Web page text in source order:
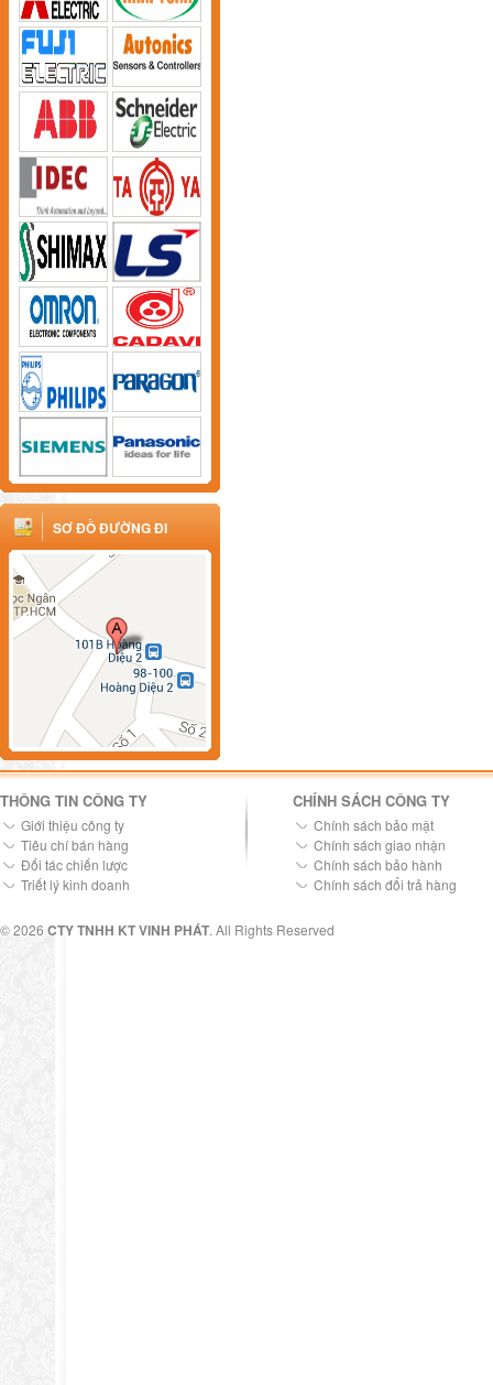
SƠ ĐỒ ĐƯỜNG ĐI
THÔNG TIN CÔNG TY
Giới thiệu công ty
Tiêu chí bán hàng
Đối tác chiến lược
Triết lý kinh doanh
CHÍNH SÁCH CÔNG TY
Chính sách bảo mật
Chính sách giao nhận
Chính sách bảo hành
Chính sách đổi trả hàng
© 2026 CTY TNHH KT VINH PHÁT. All Rights Reserved